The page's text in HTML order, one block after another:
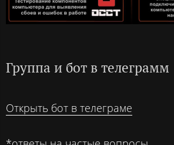
Группа и бот в телеграмм
Открыть бот в телеграме